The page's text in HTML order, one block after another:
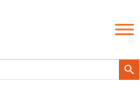
Search